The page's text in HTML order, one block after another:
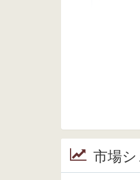
市場